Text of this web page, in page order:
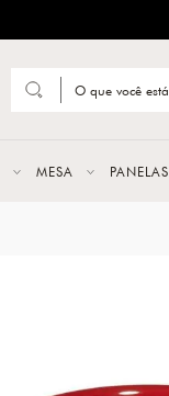
FACAS
MESA PANELAS